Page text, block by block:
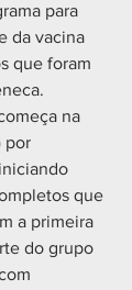
para
da vacina
que foram
na
por
que
a primeira
do grupo